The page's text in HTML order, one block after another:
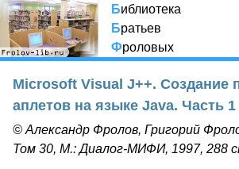
Библиотека
Братьев
Фроловых
Microsoft Visual J++. Создание
аплетов на языке Java. Часть 1
© Александр Фролов, Григорий
Том 30, М.: Диалог-МИФИ, 1997, 288